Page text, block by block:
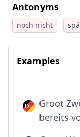
Antonyms
noch nicht
Examples
Groot
bereits